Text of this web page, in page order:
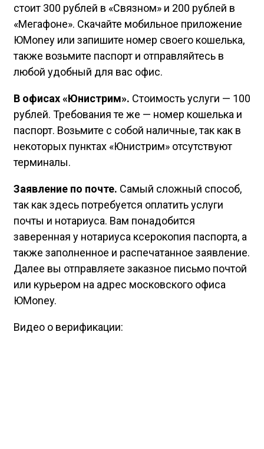
стоит 300 рублей в «Связном» и 200 рублей в
«Мегафоне». Скачайте мобильное приложение
ЮMoney или запишите номер своего кошелька,
также возьмите паспорт и отправляйтесь в
любой удобный для вас офис.
В офисах «Юнистрим». Стоимость услуги — 100
рублей. Требования те же — номер кошелька и
паспорт. Возьмите с собой наличные, так как в
некоторых пунктах «Юнистрим» отсутствуют
терминалы.
Заявление по почте. Самый сложный способ,
так как здесь потребуется оплатить услуги
почты и нотариуса. Вам понадобится
заверенная у нотариуса ксерокопия паспорта, а
также заполненное и распечатанное заявление.
Далее вы отправляете заказное письмо почтой
или курьером на адрес московского офиса
ЮMoney.
Видео о верификации: